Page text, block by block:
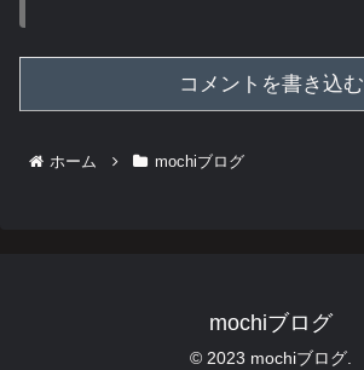
コメントを書き込む
ホーム mochiブログ
mochiブログ
© 2023 mochiブログ.